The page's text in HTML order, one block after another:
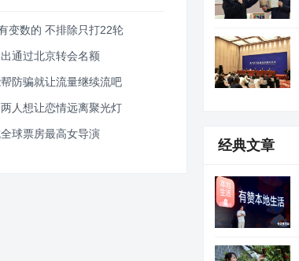
变数的 不排除只打22轮
通过北京转会名额
防骗就让流量继续流吧
人想让恋情远离聚光灯
球票房最高女导演
经典文章